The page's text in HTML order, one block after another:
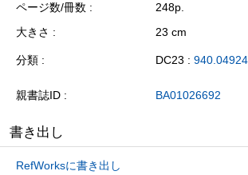
ページ数/冊数
248p.
大きさ
23 cm
分類 DC23 : 940.04924
親書誌ID BA01026692
書き出し
RefWorksに書き出し